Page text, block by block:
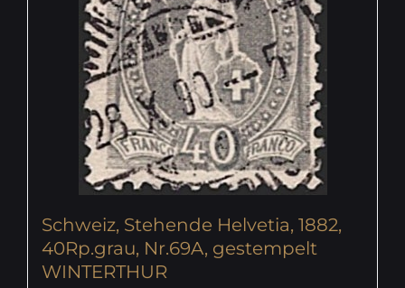
Schweiz, Stehende Helvetia, 1882,
40Rp.grau, Nr.69A, gestempelt
WINTERTHUR